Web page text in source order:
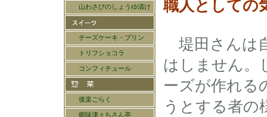
職人としての
堤田さんは
はしません。
ーズが作れる
うとする者の